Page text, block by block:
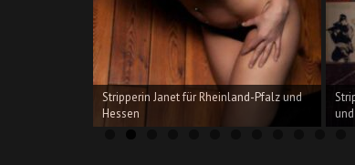
Stripperin Janet für Rheinland-Pfalz und
Hessen